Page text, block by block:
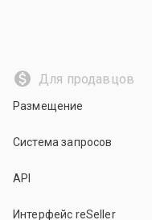
Для продавцов
Размещение
Система запросов
API
Интерфейс reSeller